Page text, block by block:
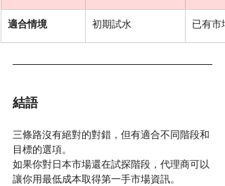
適合情境 初期試水 已有市
結語
三條路沒有絕對的對錯，但有適合不同階段和
目標的選項。
如果你對日本市場還在試探階段，代理商可以
讓你用最低成本取得第一手市場資訊。